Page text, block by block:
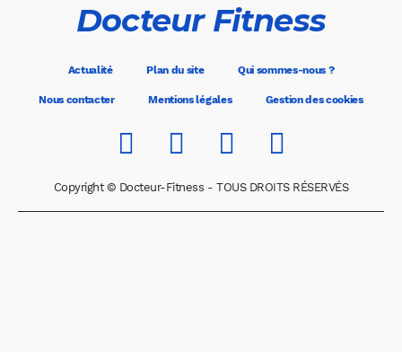
Docteur Fitness
Actualité Plan du site Qui sommes-nous ?
Nous contacter Mentions légales Gestion des cookies
Copyright © Docteur-Fitness - TOUS DROITS RÉSERVÉS